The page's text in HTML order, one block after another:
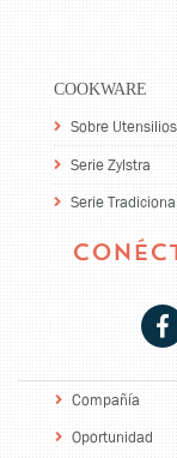
COOKWARE
Sobre Utensilios
Serie Zylstra
Serie Tradicional
Compañía
Oportunidad